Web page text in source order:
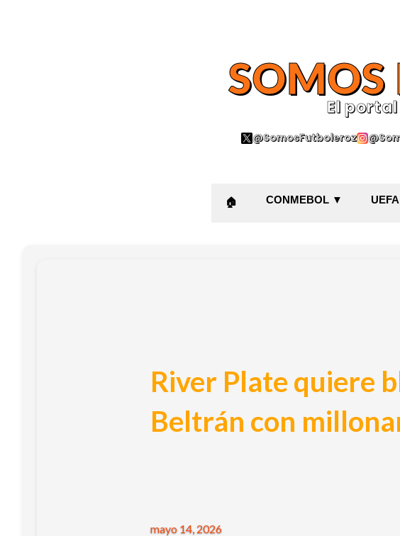
SOMOS
El
@SomosFutboleroz
🏠 CONMEBOL ▼
River Plate quiere
Beltrán con
mayo 14, 2026